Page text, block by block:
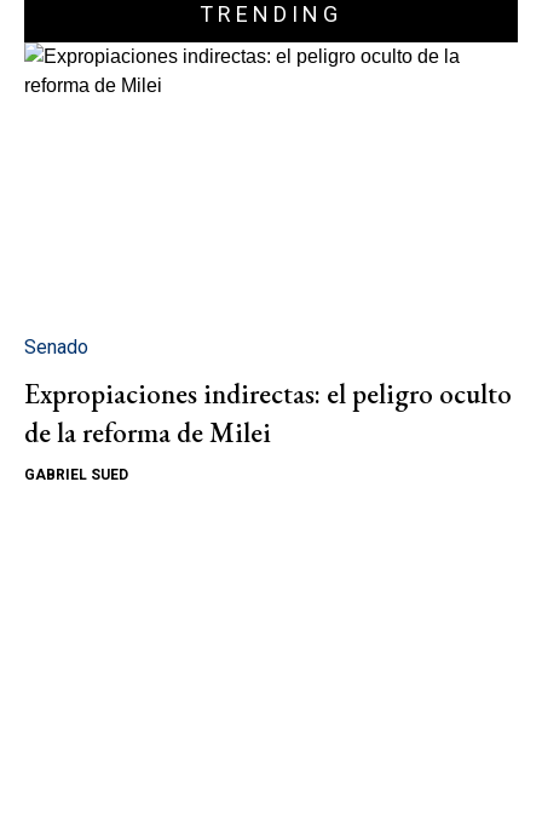
TRENDING
Senado
Expropiaciones indirectas: el peligro oculto
de la reforma de Milei
GABRIEL SUED